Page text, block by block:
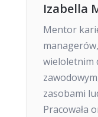
Izabella
Mentor
wieloletnim
zasobami
Pracowała